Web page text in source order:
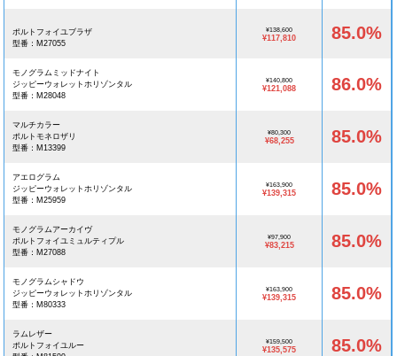
ポルトフォイユブラザ
型番：M27055
¥138,600
¥117,810 85.0%
モノグラムミッドナイト
ジッピーウォレットホリゾンタル
型番：M28048
¥140,800
¥121,088 86.0%
マルチカラー
ポルトモネロザリ
型番：M13399
¥80,300
¥68,255 85.0%
アエログラム
ジッピーウォレットホリゾンタル
型番：M25959
¥163,900
¥139,315 85.0%
モノグラムアーカイヴ
ポルトフォイユミュルティプル
型番：M27088
¥97,900
¥83,215 85.0%
モノグラムシャドウ
ジッピーウォレットホリゾンタル
型番：M80333
¥163,900
¥139,315 85.0%
ラムレザー
ポルトフォイユルー
¥159,500
¥135,575 85.0%